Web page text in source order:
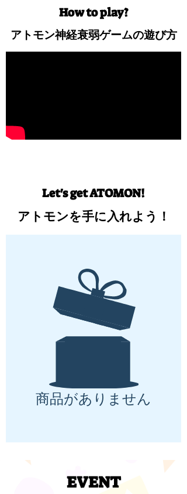
How to play?
​アトモン神経衰弱ゲームの遊び方
Let's get ATOMON!
​アトモンを手に入れよう！
商品がありません
EVENT